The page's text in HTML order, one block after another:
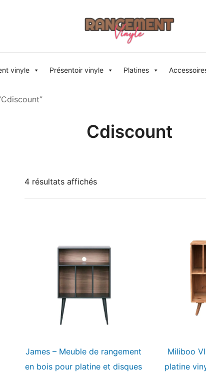
vinyle Présentoir vinyle Platines
Cdiscount
191 €
4 résultats affichés
James – Meuble de rangement
en bois pour platine et disques
Miliboo
platine